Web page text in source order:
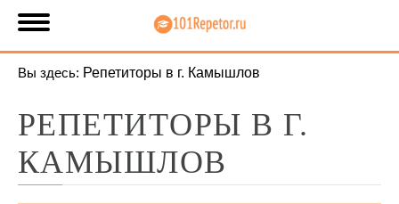
Вы здесь: Репетиторы в г. Камышлов
РЕПЕТИТОРЫ В Г.
КАМЫШЛОВ